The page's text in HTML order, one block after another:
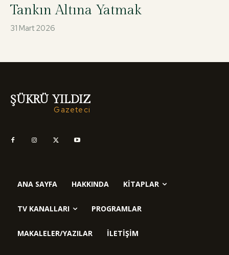
Tankın Altına Yatmak
31 Mart 2026
ŞÜKRÜ YILDIZ
Gazeteci
ANA SAYFA HAKKINDA KITAPLAR
TV KANALLARI PROGRAMLAR
MAKALELER/YAZILAR İLETIŞIM